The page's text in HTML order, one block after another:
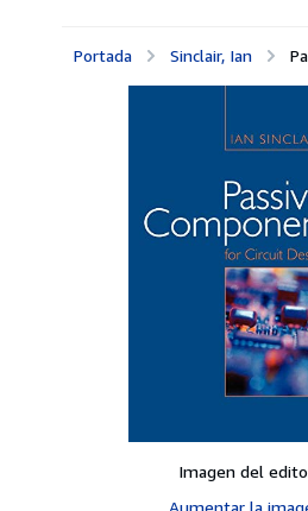
Portada Sinclair, Ian
Imagen del
Aumentar la